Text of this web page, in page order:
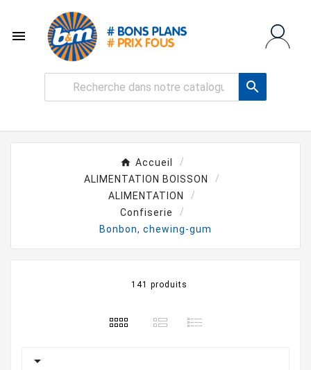


Accueil
ALIMENTATION BOISSON
ALIMENTATION
Confiserie
Bonbon, chewing-gum
141 produits
